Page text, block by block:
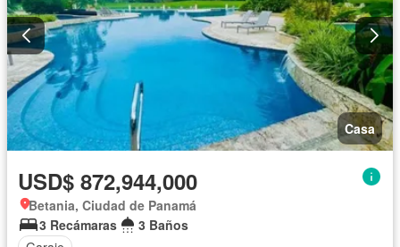
Casa
USD$ 872,944,000
Betania, Ciudad de Panamá
3 Recámaras
3 Baños